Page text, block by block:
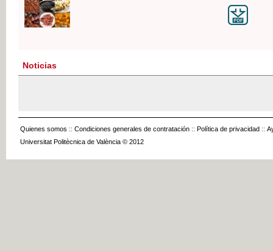
Noticias
Quienes somos :: Condiciones generales de contratación :: Política de privacidad ::
Universitat Politècnica de València © 2012